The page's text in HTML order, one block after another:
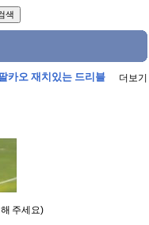
카오 재치있는 드리블 더보기
주세요)